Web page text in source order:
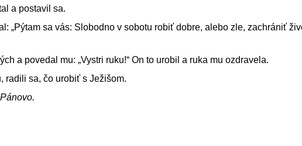
a postavil sa.
„Pýtam sa vás: Slobodno v sobotu robiť dobre, alebo zle, zachrániť
a povedal mu: „Vystri ruku!“ On to urobil a ruka mu ozdravela.
radili sa, čo urobiť s Ježišom.